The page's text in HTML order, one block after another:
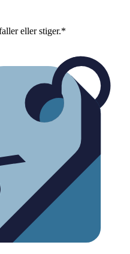
eller stiger.*